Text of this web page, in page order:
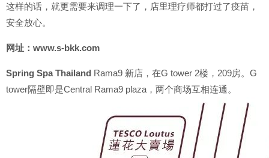
这样的话，就更需要来调理一下了，店里理疗师都打过了疫苗，
安全放心。
网址：www.s-bkk.com
Spring Spa Thailand Rama9 新店，在G tower 2楼，209房。G
tower隔壁即是Central Rama9 plaza，两个商场互相连通。